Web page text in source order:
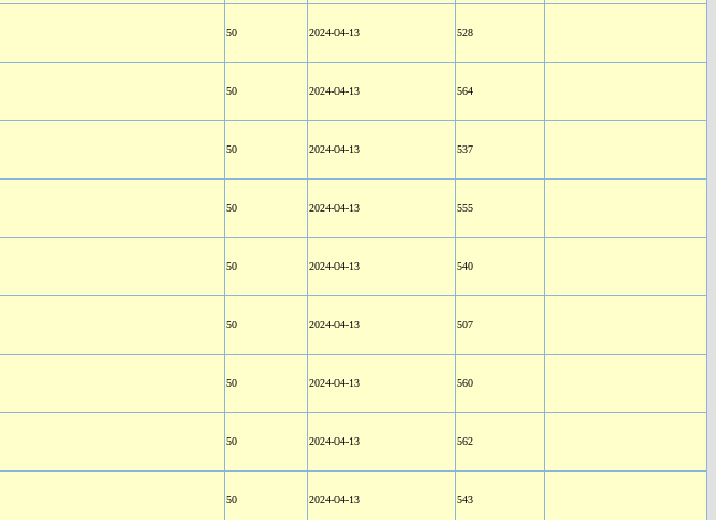
50 2024-04-13 528
50 2024-04-13 564
50 2024-04-13 537
50 2024-04-13 555
50 2024-04-13 540
50 2024-04-13 507
50 2024-04-13 560
50 2024-04-13 562
50 2024-04-13 543